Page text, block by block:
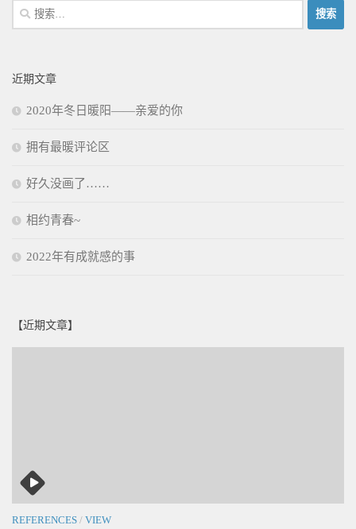
搜
索：
近期文章
2020年冬日暖阳——亲爱的你
拥有最暖评论区
好久没画了……
相约青春~
2022年有成就感的事
【近期文章】
REFERENCES / VIEW